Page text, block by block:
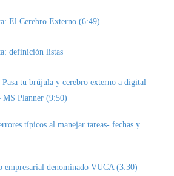
El Cerebro Externo (6:49)
definición listas
tu brújula y cerebro externo a digital –
Planner (9:50)
típicos al manejar tareas- fechas y
empresarial denominado VUCA (3:30)